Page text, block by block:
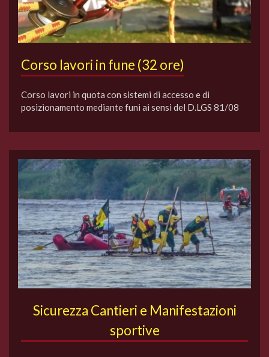
Corso lavori in fune (32 ore)
Corso lavori in quota con sistemi di accesso e di
posizionamento mediante funi ai sensi del D.LGS 81/08
Sicurezza Cantieri e Manifestazioni
sportive